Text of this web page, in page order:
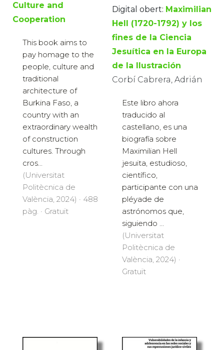
Culture and
Cooperation
This book aims to
pay homage to the
people, culture and
traditional
architecture of
Burkina Faso, a
country with an
extraordinary wealth
of construction
cultures. Through
cros...
(Universitat
Politècnica de
València, 2024) · 488
pàg. · Gratuït
Digital obert: Maximilian
Hell (1720-1792) y los
fines de la Ciencia
Jesuítica en la Europa
de la Ilustración
Corbí Cabrera, Adrián
Este libro ahora
traducido al
castellano, es una
biografía sobre
Maximilian Hell
jesuita, estudioso,
científico,
participante con una
pléyade de
astrónomos que,
siguiendo ...
(Universitat
Politècnica de
València, 2024) ·
Gratuït